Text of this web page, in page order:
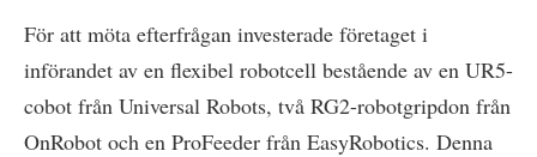
För att möta efterfrågan investerade företaget i
införandet av en flexibel robotcell bestående av en UR5-
cobot från Universal Robots, två RG2-robotgripdon från
OnRobot och en ProFeeder från EasyRobotics. Denna